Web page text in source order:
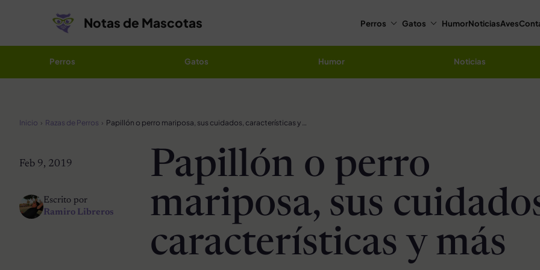
Notas de Mascotas Perros Gatos HumorNoticiasAves
Perros Gatos Humor Noticias
Inicio Razas de Perros Papillón o perro mariposa, sus cuidados, características y más
Feb 9, 2019
Escrito por
Ramiro Libreros
Papillón o perro
mariposa, sus
características y más